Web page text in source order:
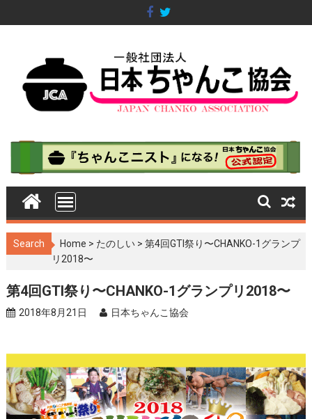
k
Search Home > たのしい >第4回GTI祭り〜CHANKO-1グランプ
リ2018〜
第4回GTI祭り〜CHANKO-1グランプリ2018〜
2018年8月21日 日本ちゃんこ協会